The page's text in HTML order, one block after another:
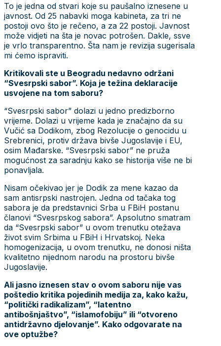
To je jedna od stvari koje su paušalno iznesene u
javnost. Od 25 nabavki moga kabineta, za tri ne
postoji ovo što je rečeno, a za 22 postoji. Javnost
može vidjeti na šta je novac potrošen. Dakle, ssve
je vrlo transparentno. Šta nam je revizija sugerisala
mi ćemo ispraviti.
Kritikovali ste u Beogradu nedavno održani
“Svesrpski sabor”. Koja je težina deklaracije
usvojene na tom saboru?
“Svesrpski sabor” dolazi u jedno predizborno
vrijeme. Dolazi u vrijeme kada je značajno da su
Vučić sa Dodikom, zbog Rezolucije o genocidu u
Srebrenici, protiv država bivše Jugoslavije i EU,
osim Mađarske. “Svesrpski sabor” ne pruža
mogućnost za saradnju kako se historija više ne bi
ponavljala.
Nisam očekivao jer je Dodik za mene kazao da
sam antisrpski nastrojen. Jedna od tačaka tog
sabora je da predstavnici Srba u FBiH postanu
članovi “Svesrpskog sabora”. Apsolutno smatram
da “Svesrpski sabor” u ovom trenutku otežava
život svim Srbima u FBiH i Hrvatskoj. Neka
homogenizacija, u ovom trenutku, ne donosi ništa
kvalitetno nijednom narodu na prostoru bivše
Jugoslavije.
Ali jasno iznesen stav o ovom saboru nije vas
poštedio kritika pojedinih medija za, kako kažu,
“politički radikalizam”, “latentno
antibošnjaštvo”, “islamofobiju” ili “otvoreno
antidržavno djelovanje”. Kako odgovarate na
ove optužbe?